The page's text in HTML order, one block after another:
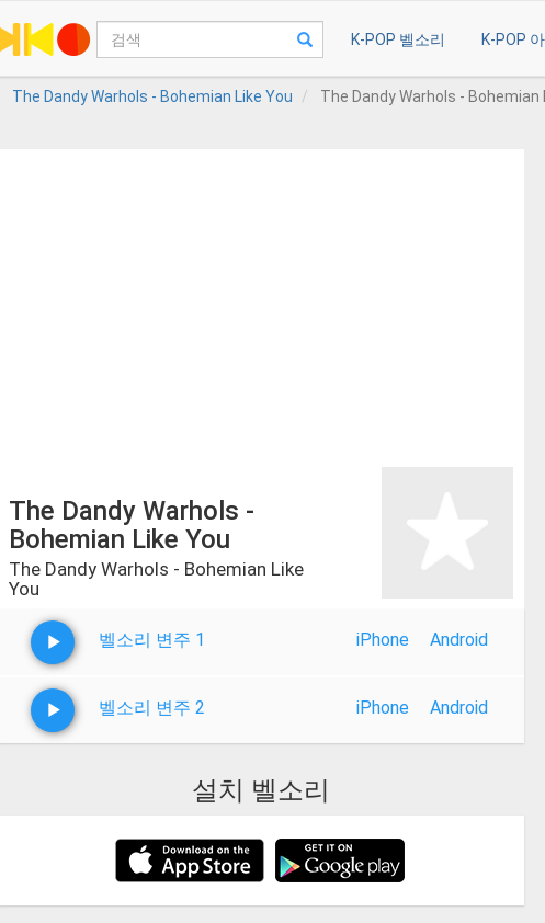
K-POP 벨소리 K-POP
The Dandy Warhols - Bohemian Like You The Dandy Warhols - Bohemian
The Dandy Warhols -
Bohemian Like You
The Dandy Warhols - Bohemian Like
You
벨소리 변주 1 iPhone Android
벨소리 변주 2 iPhone Android
설치 벨소리